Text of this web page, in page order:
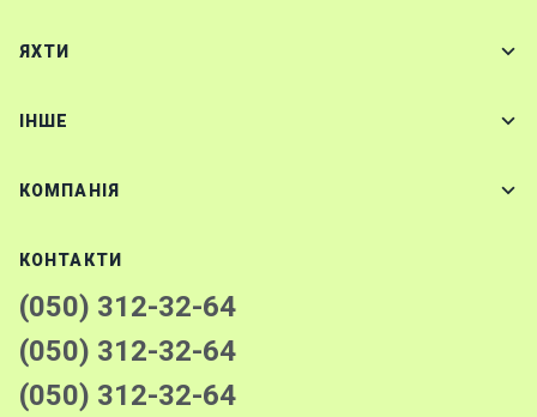
ЯХТИ
IНШЕ
КОМПАНІЯ
КОНТАКТИ
(050) 312-32-64
(050) 312-32-64
(050) 312-32-64